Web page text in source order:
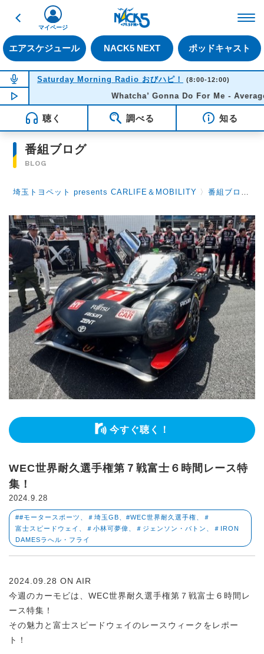
戻る
エアスケジュール NACK5 NEXT ポッドキャスト
マイページ
NOW ON AIR
Saturday Morning Radio おびハピ！ (8:00-12:00)
10:54
Gonna Do For Me - Average White Band
聴く 調べる 知る
番組ブログ
BLOG
埼玉トヨペット presents CARLIFE＆MOBILITY 〉番組ブログ
今すぐ聴く！
WEC世界耐久選手権第７戦富士６時間レース特
集！
2024.9.28
##モータースポーツ、＃埼玉GB、#WEC世界耐久選手権、＃
富士スピードウェイ、＃小林可夢偉、＃ジェンソン・バトン、＃IRON
DAMESラへル・フライ
2024.09.28 ON AIR
今週のカーモビは、WEC世界耐久選手権第７戦富士６時間レ
ース特集！
その魅力と富士スピードウェイのレースウィークをレポー
ト！